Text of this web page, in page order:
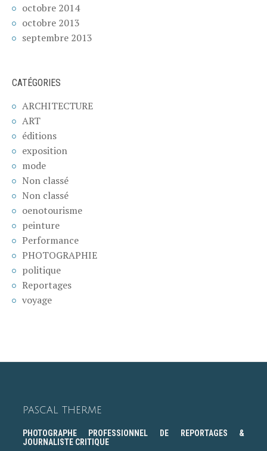
octobre 2014
octobre 2013
septembre 2013
CATÉGORIES
ARCHITECTURE
ART
éditions
exposition
mode
Non classé
Non classé
oenotourisme
peinture
Performance
PHOTOGRAPHIE
politique
Reportages
voyage
PASCAL THERME
PHOTOGRAPHE PROFESSIONNEL DE REPORTAGES &
JOURNALISTE CRITIQUE